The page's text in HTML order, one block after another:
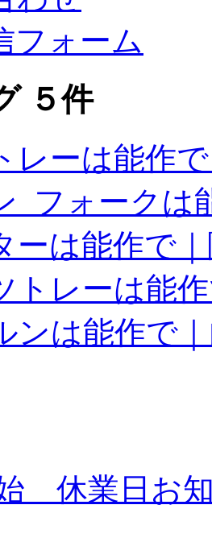
フォーム
５件
レーは能作
_フォークは
ーは能作で
トレーは能
ンは能作で
休業日お